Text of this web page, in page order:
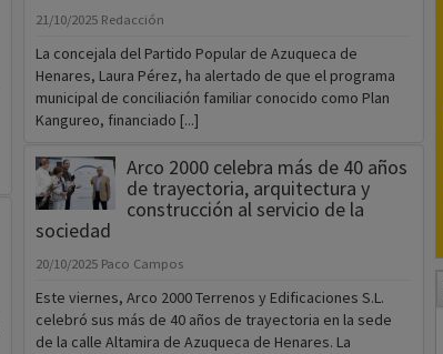
21/10/2025 Redacción
La concejala del Partido Popular de Azuqueca de
Henares, Laura Pérez, ha alertado de que el programa
municipal de conciliación familiar conocido como Plan
Kangureo, financiado [...]
Arco 2000 celebra más de 40 años
de trayectoria, arquitectura y
construcción al servicio de la
sociedad
20/10/2025 Paco Campos
Este viernes, Arco 2000 Terrenos y Edificaciones S.L.
celebró sus más de 40 años de trayectoria en la sede
de la calle Altamira de Azuqueca de Henares. La